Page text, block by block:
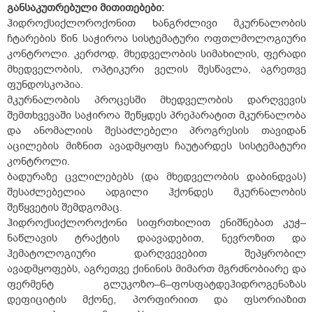
განსაკუთრებული მითითებები:
ჰიდროქსიქლოროქონით ხანგრძლივი მკურნალობის
ჩტარების წინ საჭიროა სისტემატური ოფთლმოლოგიური
კონტროლი. კერძოდ, მხედველობის სიმახილის, ფერადი
მხედველობის, ოპტიკური ველის შესწავლა, აგრეთვე
ფუნდოსკოპია.
მკურნალობის პროცესში მხედველობის დარღვევის
შემთხვევაში საჭიროა შეწყდეს პრეპარატით მკურნალობა
და ანომალიის შესაძლებელი პროგრესის თავიდან
აცილების მიზნით ავადმყოფს ჩაუტარდეს სისტემატური
კონტროლი.
ბადურაზე ცვლილებებს (და მხედველობის დაბინდვას)
შესაძლებელია ადგილი ჰქონდეს მკურნალობის
შეწყვეტის შემდგომაც.
ჰიდროქსიქლოროქონი სიფრთხილით ენიშნებათ კუჭ–
ნაწლავის ტრაქტის დაავადებით, ნევროზით და
ჰემატოლოგიური დარღვევებით შეპყრობილ
ავადმყოფებს, აგრეთვე ქინინის მიმართ მგრძნობიარე და
ფერმენტ გლუკოზო–6–ფოსფატდეჰიდროგენაზას
დეფიციტის მქონე, პორფირიით და ფსორიაზით